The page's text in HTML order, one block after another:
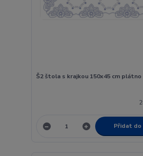
Š2 štola s krajkou 150x45 cm plátno
Přidat do